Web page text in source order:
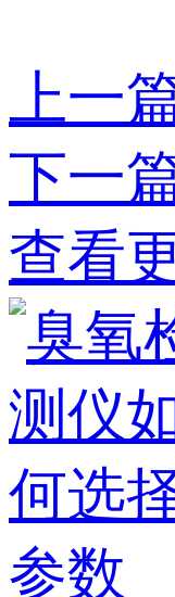
上一
下一
查看